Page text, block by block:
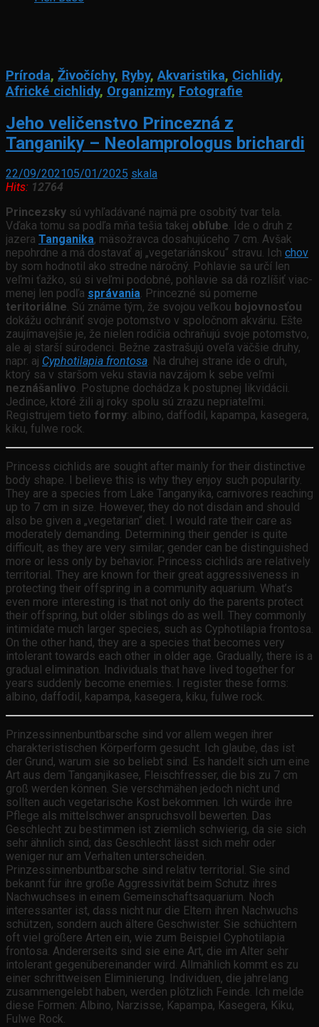
Príroda, Živočíchy, Ryby,Akvaristika, Cichlidy,
Africké cichlidy, Organizmy, Fotografie
Jeho veličenstvo Princezná z
Tanganiky – Neolamprologus brichardi
22/09/202105/01/2025 skala
Hits: 12764
Princezsky sú vyhľadávané najmä pre osobitý tvar tela.
Vďaka tomu sa podľa mňa tešia takej obľube. Ide o druh z
jazera Tanganika, mäsožravca dosahujúceho 7 cm. Avšak
nepohrdne a má dostavať aj „vegetariánskou“ stravu. Ich chov
by som hodnotil ako stredne náročný. Pohlavie sa určí len
veľmi ťažko, sú si veľmi podobné, pohlavie sa dá rozlíšiť viac-
menej len podľa správania. Princezné sú pomerne
teritoriálne. Sú známe tým, že svojou veľkou bojovnosťou
dokážu ochrániť svoje potomstvo v spoločnom akváriu. Ešte
zaujímavejšie je, že nielen rodičia ochraňujú svoje potomstvo,
ale aj starší súrodenci. Bežne zastrašujú oveľa väčšie druhy,
napr. aj Cyphotilapia frontosa. Na druhej strane ide o druh,
ktorý sa v staršom veku stavia navzájom k sebe veľmi
neznášanlivo. Postupne dochádza k postupnej likvidácii.
Jedince, ktoré žili aj roky spolu sú zrazu nepriateľmi.
Registrujem tieto formy: albino, daffodil, kapampa, kasegera,
kiku, fulwe rock.
Princess cichlids are sought after mainly for their distinctive
body shape. I believe this is why they enjoy such popularity.
They are a species from Lake Tanganyika, carnivores reaching
up to 7 cm in size. However, they do not disdain and should
also be given a „vegetarian“ diet. I would rate their care as
moderately demanding. Determining their gender is quite
difficult, as they are very similar; gender can be distinguished
more or less only by behavior. Princess cichlids are relatively
territorial. They are known for their great aggressiveness in
protecting their offspring in a community aquarium. What’s
even more interesting is that not only do the parents protect
their offspring, but older siblings do as well. They commonly
intimidate much larger species, such as Cyphotilapia frontosa.
On the other hand, they are a species that becomes very
intolerant towards each other in older age. Gradually, there is a
gradual elimination. Individuals that have lived together for
years suddenly become enemies. I register these forms:
albino, daffodil, kapampa, kasegera, kiku, fulwe rock.
Prinzessinnenbuntbarsche sind vor allem wegen ihrer
charakteristischen Körperform gesucht. Ich glaube, das ist
der Grund, warum sie so beliebt sind. Es handelt sich um eine
Art aus dem Tanganjikasee, Fleischfresser, die bis zu 7 cm
groß werden können. Sie verschmähen jedoch nicht und
sollten auch vegetarische Kost bekommen. Ich würde ihre
Pflege als mittelschwer anspruchsvoll bewerten. Das
Geschlecht zu bestimmen ist ziemlich schwierig, da sie sich
sehr ähnlich sind; das Geschlecht lässt sich mehr oder
weniger nur am Verhalten unterscheiden.
Prinzessinnenbuntbarsche sind relativ territorial. Sie sind
bekannt für ihre große Aggressivität beim Schutz ihres
Nachwuchses in einem Gemeinschaftsaquarium. Noch
interessanter ist, dass nicht nur die Eltern ihren Nachwuchs
schützen, sondern auch ältere Geschwister. Sie schüchtern
oft viel größere Arten ein, wie zum Beispiel Cyphotilapia
frontosa. Andererseits sind sie eine Art, die im Alter sehr
intolerant gegenübereinander wird. Allmählich kommt es zu
einer schrittweisen Eliminierung. Individuen, die jahrelang
zusammengelebt haben, werden plötzlich Feinde. Ich melde
diese Formen: Albino, Narzisse, Kapampa, Kasegera, Kiku,
Fulwe Rock.